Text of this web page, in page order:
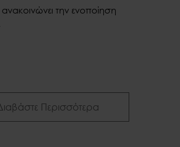
την ενοποίηση
Περισσότερα